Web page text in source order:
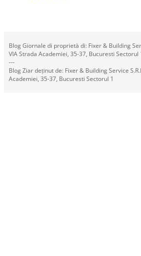
Blog Giornale di proprietà di: Fixer & Building
VIA Strada Academiei, 35-37, Bucuresti Sectorul
---
Blog Ziar deținut de: Fixer & Building Service
Academiei, 35-37, Bucuresti Sectorul 1